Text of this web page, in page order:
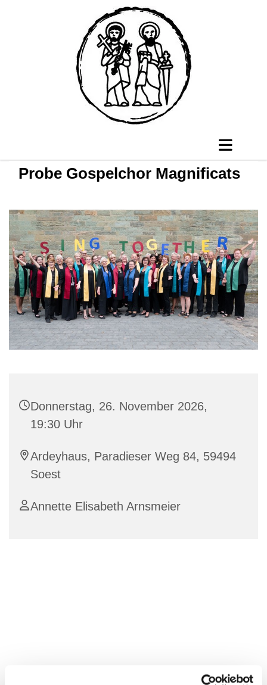
Probe Gospelchor Magnificats
Donnerstag, 26. November 2026,
19:30 Uhr
Ardeyhaus, Paradieser Weg 84, 59494
Soest
Annette Elisabeth Arnsmeier